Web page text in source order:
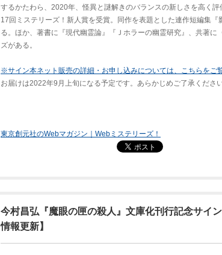
するかたわら、2020年、怪異と謎解きのバランスの新しさを高く
17回ミステリーズ！新人賞を受賞。同作を表題とした連作短編集『
る。ほか、著書に『現代幽霊論』『Ｊホラーの幽霊研究』、共著に
ズがある。
※サイン本ネット販売の詳細・お申し込みについては、こちらをご
お届けは2022年9月上旬になる予定です。あらかじめご了承ください
東京創元社のWebマガジン｜Webミステリーズ！
今村昌弘『魔眼の匣の殺人』文庫化刊行記念サイ
情報更新】